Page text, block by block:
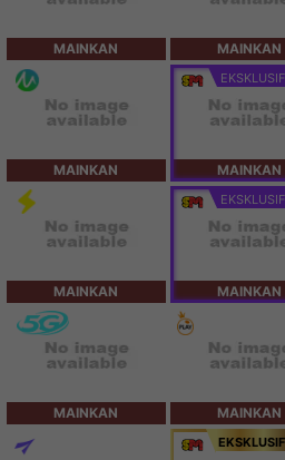
MAINKAN MAINKAN
MAINKAN
EKSKLUSIF
MAINKAN
MAINKAN
EKSKLUSIF
MAINKAN
MAINKAN MAINKAN
EKSKLUSIF